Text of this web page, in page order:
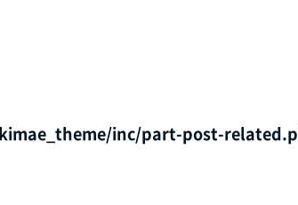
inc/part-post-